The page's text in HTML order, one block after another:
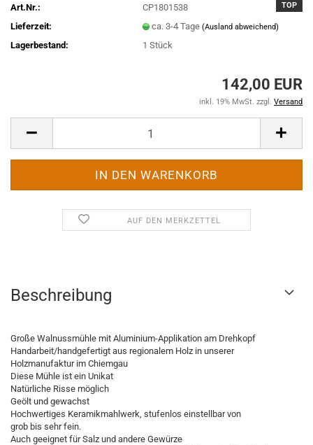
TOP
Art.Nr.:
CP1801538
Lieferzeit:
ca. 3-4 Tage(Ausland abweichend)
Lagerbestand: 1Stück
142,00 EUR
inkl. 19% MwSt. zzgl. Versand
AUF DEN MERKZETTEL
Beschreibung
Große Walnussmühle mit Aluminium-Applikation am Drehkopf
Handarbeit/handgefertigt aus regionalem Holz in unserer
Holzmanufaktur im Chiemgau
Diese Mühle ist ein Unikat
Natürliche Risse möglich
Geölt und gewachst
Hochwertiges Keramikmahlwerk, stufenlos einstellbar von
grob bis sehr fein.
Auch geeignet für Salz und andere Gewürze